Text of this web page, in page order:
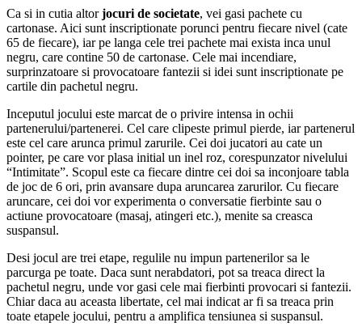
Ca si in cutia altorjocuri de societate, vei gasi pachete cu
cartonase. Aici sunt inscriptionate porunci pentru fiecare nivel (cate
65 de fiecare), iar pe langa cele trei pachete mai exista inca unul
negru, care contine 50 de cartonase. Cele mai incendiare,
surprinzatoare si provocatoare fantezii si idei sunt inscriptionate pe
cartile din pachetul negru.
Inceputul jocului este marcat de o privire intensa in ochii
partenerului/partenerei. Cel care clipeste primul pierde, iar partenerul
este cel care arunca primul zarurile. Cei doi jucatori au cate un
pointer, pe care vor plasa initial un inel roz, corespunzator nivelului
“Intimitate”. Scopul este ca fiecare dintre cei doi sa inconjoare tabla
de joc de 6 ori, prin avansare dupa aruncarea zarurilor. Cu fiecare
aruncare, cei doi vor experimenta o conversatie fierbinte sau o
actiune provocatoare (masaj, atingeri etc.), menite sa creasca
suspansul.
Desi jocul are trei etape, regulile nu impun partenerilor sa le
parcurga pe toate. Daca sunt nerabdatori, pot sa treaca direct la
pachetul negru, unde vor gasi cele mai fierbinti provocari si fantezii.
Chiar daca au aceasta libertate, cel mai indicat ar fi sa treaca prin
toate etapele jocului, pentru a amplifica tensiunea si suspansul.